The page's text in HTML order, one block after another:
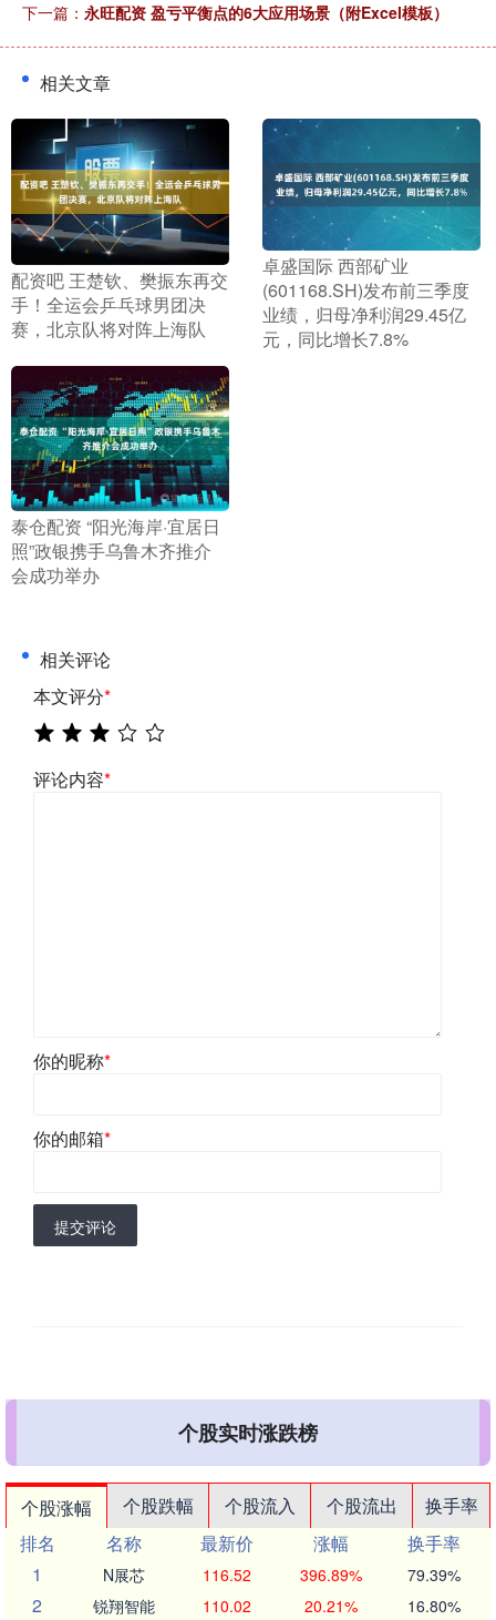
下一篇： 永旺配资 盈亏平衡点的6大应用场景（附Excel模板）
相关文章
​配资吧 王楚钦、樊振东再交
手！全运会乒乓球男团决
赛，北京队将对阵上海队
​卓盛国际 西部矿业
(601168.SH)发布前三季度
业绩，归母净利润29.45亿
元，同比增长7.8%
​泰仓配资 “阳光海岸·宜居日
照”政银携手乌鲁木齐推介
会成功举办
相关评论
本文评分*
评论内容*
你的昵称*
你的邮箱*
提交评论
个股实时涨跌榜
个股涨幅 个股跌幅 个股流入 个股流出
换手率
排名
名称 最新价 涨幅
换手率
1
N展芯 116.52 396.89% 79.39%
2 锐翔智能 110.02 20.21% 16.80%